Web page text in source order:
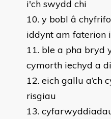
i'ch swydd chi
10. y bobl â
iddynt am faterion
11. ble a pha bryd
cymorth iechyd a
12. eich gallu a’ch
risgiau
13.